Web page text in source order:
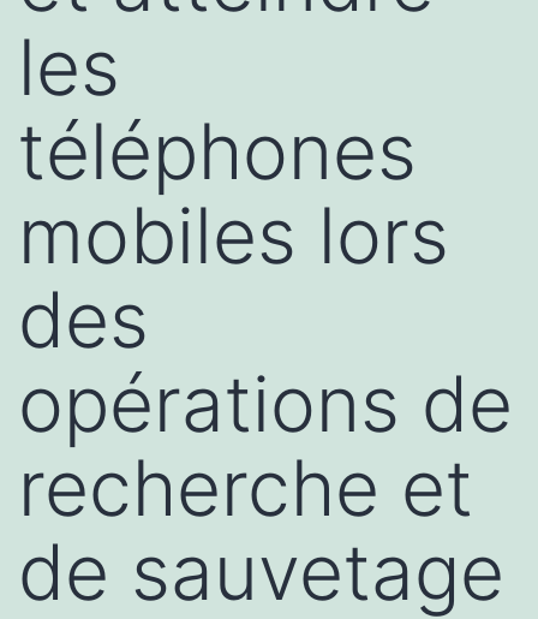
les
téléphones
mobiles lors
des
opérations de
recherche et
de sauvetage